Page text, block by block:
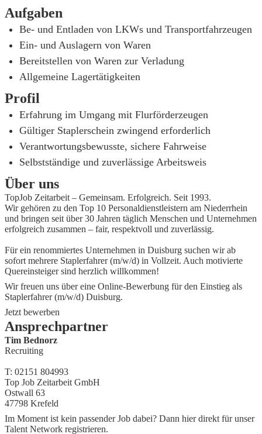
Aufgaben
Be- und Entladen von LKWs und Transportfahrzeugen
Ein- und Auslagern von Waren
Bereitstellen von Waren zur Verladung
Allgemeine Lagertätigkeiten
Profil
Erfahrung im Umgang mit Flurförderzeugen
Gültiger Staplerschein zwingend erforderlich
Verantwortungsbewusste, sichere Fahrweise
Selbstständige und zuverlässige Arbeitsweis
Über uns
TopJob Zeitarbeit – Gemeinsam. Erfolgreich. Seit 1993.
Wir gehören zu den Top 10 Personaldienstleistern am Niederrhein
und bringen seit über 30 Jahren täglich Menschen und Unternehmen
erfolgreich zusammen – fair, respektvoll und zuverlässig.
Für ein renommiertes Unternehmen in Duisburg suchen wir ab
sofort mehrere Staplerfahrer (m/w/d) in Vollzeit. Auch motivierte
Quereinsteiger sind herzlich willkommen!
Wir freuen uns über eine Online-Bewerbung für den Einstieg als
Staplerfahrer (m/w/d) Duisburg.
Jetzt bewerben
Ansprechpartner
Tim Bednorz
Recruiting
T: 02151 804993
Top Job Zeitarbeit GmbH
Ostwall 63
47798 Krefeld
Im Moment ist kein passender Job dabei? Dann hier direkt für unser
Talent Network registrieren.